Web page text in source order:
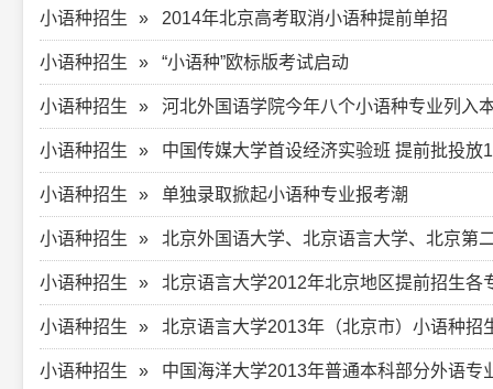
小语种招生 2014年北京高考取消小语种提前单招
小语种招生 “小语种”欧标版考试启动
小语种招生 河北外国语学院今年八个小语种专业列入
小语种招生 中国传媒大学首设经济实验班 提前批投放
小语种招生 单独录取掀起小语种专业报考潮
小语种招生 北京外国语大学、北京语言大学、北京第
小语种招生 北京语言大学2012年北京地区提前招生各
小语种招生 北京语言大学2013年（北京市）小语种招
小语种招生 中国海洋大学2013年普通本科部分外语